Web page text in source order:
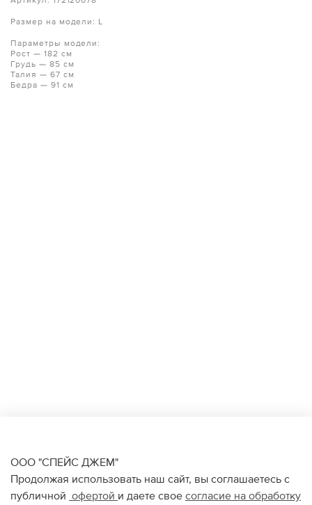
Размер на модели: L
Параметры модели:
Рост — 182 см
Грудь — 85 см
Талия — 67 см
Бедра — 91 см
ООО "СПЕЙС ДЖЕМ"
Продолжая использовать наш сайт, вы соглашаетесь с
публичной офертой и даете свое согласие на обработку